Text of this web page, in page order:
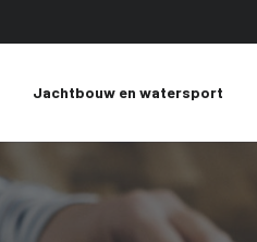
Jachtbouw en watersport